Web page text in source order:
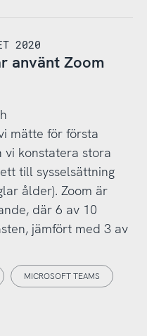
2020
använt Zoom
mätte för första
vi konstatera stora
till sysselsättning
ålder). Zoom är
där 6 av 10
jämfört med 3 av
MICROSOFT TEAMS